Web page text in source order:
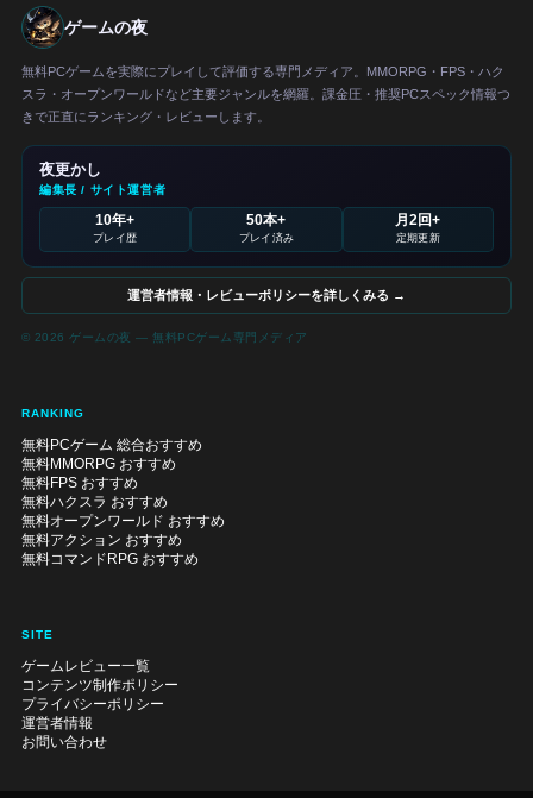
ゲームの夜
無料PCゲームを実際にプレイして評価する専門メディア。MMORPG・FPS・ハク
スラ・オープンワールドなど主要ジャンルを網羅。課金圧・推奨PCスペック情報つ
きで正直にランキング・レビューします。
夜更かし
編集長 / サイト運営者
10年+
プレイ歴
50本+
プレイ済み
月2回+
定期更新
運営者情報・レビューポリシーを詳しくみる →
© 2026 ゲームの夜 — 無料PCゲーム専門メディア
RANKING
無料PCゲーム 総合おすすめ
無料MMORPG おすすめ
無料FPS おすすめ
無料ハクスラ おすすめ
無料オープンワールド おすすめ
無料アクション おすすめ
無料コマンドRPG おすすめ
SITE
ゲームレビュー一覧
コンテンツ制作ポリシー
プライバシーポリシー
運営者情報
お問い合わせ